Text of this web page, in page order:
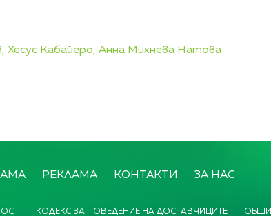
Хесус Кабайеро, Анна Михнева Натова
РЕКЛАМА КОНТАКТИ ЗА НАС
КОДЕКС ЗА ПОВЕДЕНИЕ НА ДОСТАВЧИЦИТЕ